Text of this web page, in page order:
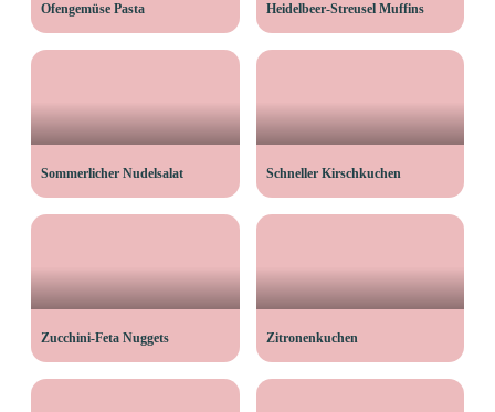
Ofengemüse Pasta Heidelbeer-Streusel Muffins
Sommerlicher Nudelsalat Schneller Kirschkuchen
Zucchini-Feta Nuggets Zitronenkuchen